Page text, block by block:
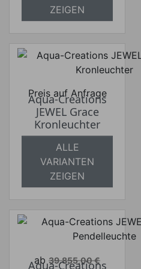
ZEIGEN
Preis auf Anfrage
Aqua-Creations
JEWEL Grace
Kronleuchter
ALLE
VARIANTEN
ZEIGEN
Verkaufspreis
ab 39.855,00 €
Aqua-Creations